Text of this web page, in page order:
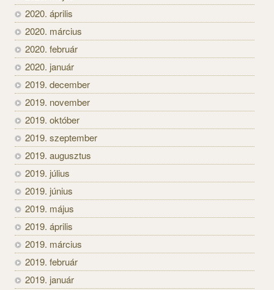
2020. április
2020. március
2020. február
2020. január
2019. december
2019. november
2019. október
2019. szeptember
2019. augusztus
2019. július
2019. június
2019. május
2019. április
2019. március
2019. február
2019. január